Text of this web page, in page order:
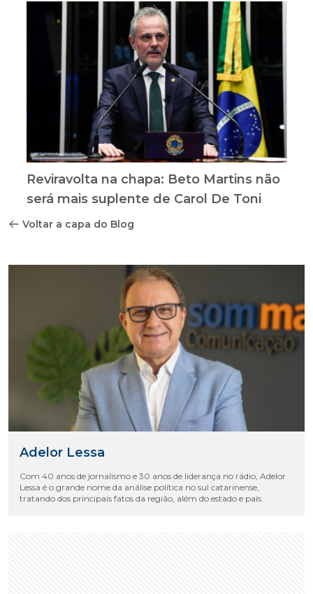
Reviravolta na chapa: Beto Martins não
será mais suplente de Carol De Toni
Voltar a capa do Blog
Adelor Lessa
Com 40 anos de jornalismo e 30 anos de liderança no rádio, Adelor
Lessa é o grande nome da análise política no sul catarinense,
tratando dos principais fatos da região, além do estado e país.